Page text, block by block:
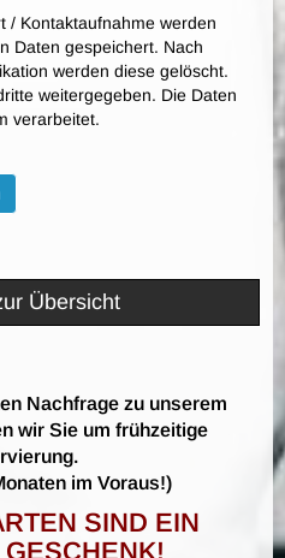
/ Kontaktaufnahme werden
Daten gespeichert. Nach
werden diese gelöscht.
weitergegeben. Die Daten
verarbeitet.
Übersicht
Nachfrage zu unserem
wir Sie um frühzeitige
im Voraus!)
SIND EIN